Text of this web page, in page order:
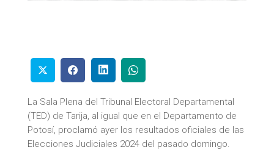
La Sala Plena del Tribunal Electoral Departamental
(TED) de Tarija, al igual que en el Departamento de
Potosí, proclamó ayer los resultados oficiales de las
Elecciones Judiciales 2024 del pasado domingo.